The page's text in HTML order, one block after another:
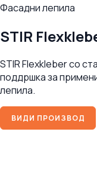
Фасадни лепила
STIR
STIR Flexkleber со
поддршка за
лепила.
ВИДИ ПРОИЗВОД